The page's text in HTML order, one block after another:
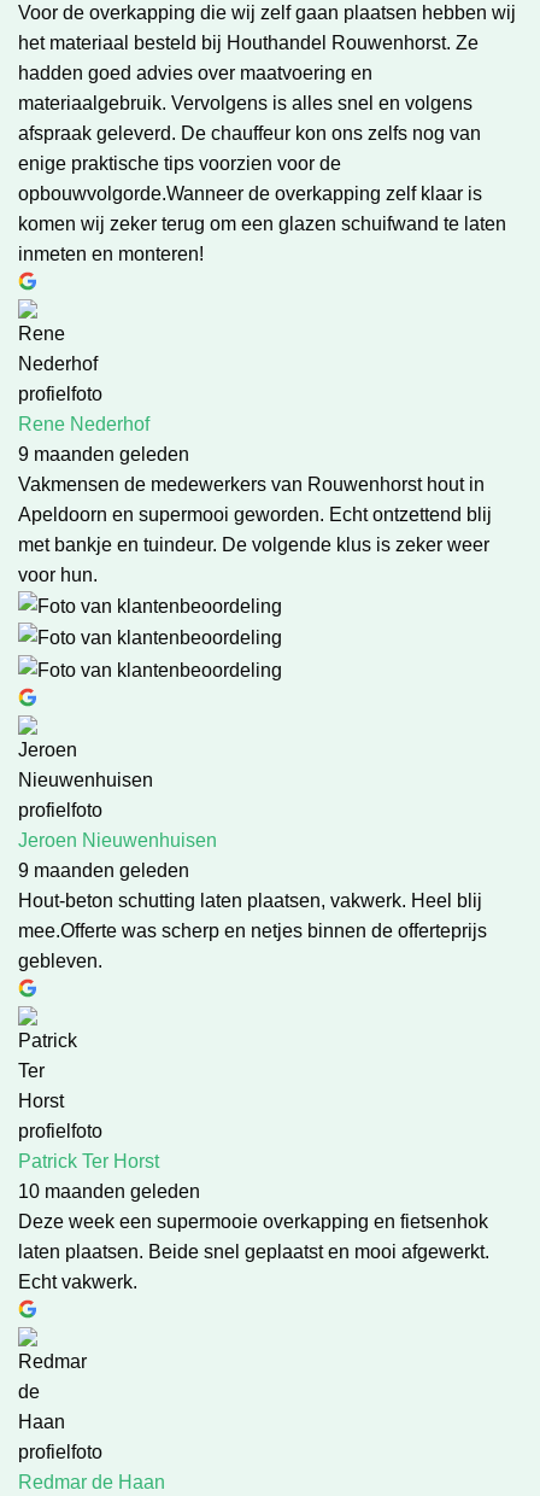
Voor de overkapping die wij zelf gaan plaatsen hebben wij
het materiaal besteld bij Houthandel Rouwenhorst. Ze
hadden goed advies over maatvoering en
materiaalgebruik. Vervolgens is alles snel en volgens
afspraak geleverd. De chauffeur kon ons zelfs nog van
enige praktische tips voorzien voor de
opbouwvolgorde.Wanneer de overkapping zelf klaar is
komen wij zeker terug om een glazen schuifwand te laten
inmeten en monteren!
Rene Nederhof
9 maanden geleden
Vakmensen de medewerkers van Rouwenhorst hout in
Apeldoorn en supermooi geworden. Echt ontzettend blij
met bankje en tuindeur. De volgende klus is zeker weer
voor hun.
Jeroen Nieuwenhuisen
9 maanden geleden
Hout-beton schutting laten plaatsen, vakwerk. Heel blij
mee.Offerte was scherp en netjes binnen de offerteprijs
gebleven.
Patrick Ter Horst
10 maanden geleden
Deze week een supermooie overkapping en fietsenhok
laten plaatsen. Beide snel geplaatst en mooi afgewerkt.
Echt vakwerk.
Redmar de Haan